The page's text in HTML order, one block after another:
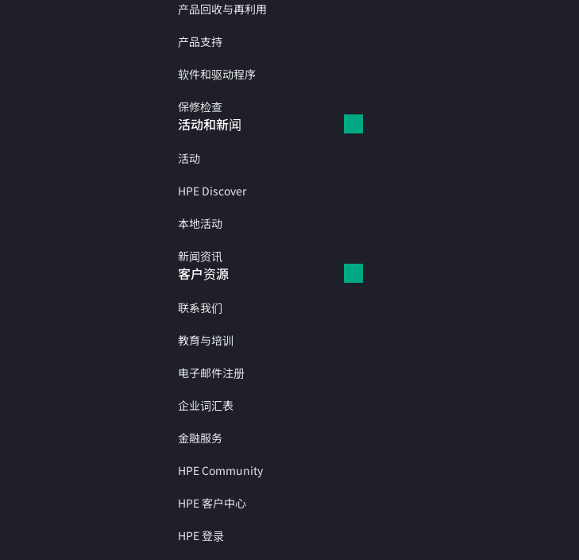
产品回收与再利用
产品支持
软件和驱动程序
保修检查
活动和新闻
活动
HPE Discover
本地活动
新闻资讯
客户资源
联系我们
教育与培训
电子邮件注册
企业词汇表
金融服务
HPE Community
HPE 客户中心
HPE 登录